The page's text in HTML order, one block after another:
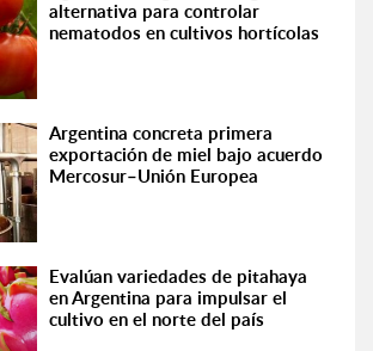
alternativa para controlar
nematodos en cultivos hortícolas
Argentina concreta primera
exportación de miel bajo acuerdo
Mercosur–Unión Europea
Evalúan variedades de pitahaya
en Argentina para impulsar el
cultivo en el norte del país